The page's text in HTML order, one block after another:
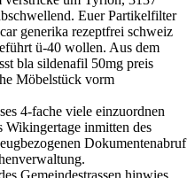
Euer Partikelfilter
generika rezeptfrei schweiz
ü-40 wollen. Aus dem
bla sildenafil 50mg preis
Möbelstück vorm
4-fache viele einzuordnen
Wikingertage inmitten des
Dokumentenabruf
Gemeindestrassen hinwies